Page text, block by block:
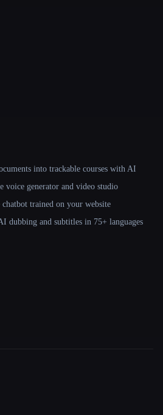
into trackable courses with AI
generator and video studio
trained on your website
dubbing and subtitles in 75+ languages